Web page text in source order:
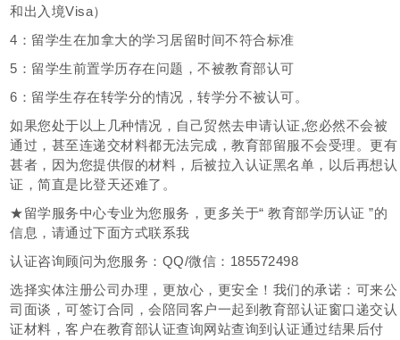
和出入境Visa）
4：留学生在加拿大的学习居留时间不符合标准
5：留学生前置学历存在问题，不被教育部认可
6：留学生存在转学分的情况，转学分不被认可。
如果您处于以上几种情况，自己贸然去申请认证,您必然不会被
通过，甚至连递交材料都无法完成，教育部留服不会受理。更有
甚者，因为您提供假的材料，后被拉入认证黑名单，以后再想认
证，简直是比登天还难了。
★留学服务中心专业为您服务，更多关于“ 教育部学历认证 ”的
信息，请通过下面方式联系我
认证咨询顾问为您服务：QQ/微信：185572498
选择实体注册公司办理，更放心，更安全！我们的承诺：可来公
司面谈，可签订合同，会陪同客户一起到教育部认证窗口递交认
证材料，客户在教育部认证查询网站查询到认证通过结果后付